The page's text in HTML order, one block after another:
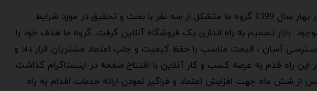
​در بهار سال 1399 گروه ما متشکل از سه نفر با بحث و تحقیق در مورد شرایط
بازار تصمیم به راه اندازی یک فروشگاه آنلاین گرفت. گروه ما هدف خود را
آسان ، قیمت مناسب با حفظ کیفیت و جلب اعتماد مشتریان قرار داد و
این راه قدم به عرصه کسب و کار آنلاین با افتتاح صفحه در اینستاگرام گذاشت.
از شش ماه جهت افزایش اعتماد و فراگیر نمودن ارائه خدمات اقدام به راه